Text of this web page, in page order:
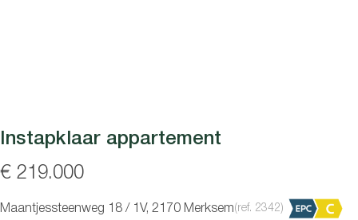
Instapklaar appartement
€ 219.000
Maantjessteenweg 18 / 1V, 2170 Merksem(ref. 2342)